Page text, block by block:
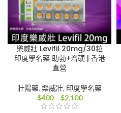
樂威壯 Levifil 20mg/30粒
印度學名藥 助勃+增硬 | 香港
直營
壯陽藥, 樂威壯, 印度學名藥
$400 – $2,100價